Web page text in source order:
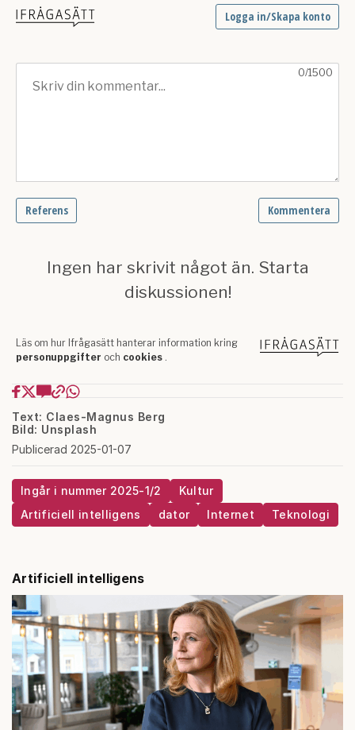
Text: Claes-Magnus Berg
Bild: Unsplash
Publicerad 2025-01-07
Ingår i nummer 2025-1/2
Kultur
Artificiell intelligens
dator Internet Teknologi
Artificiell intelligens